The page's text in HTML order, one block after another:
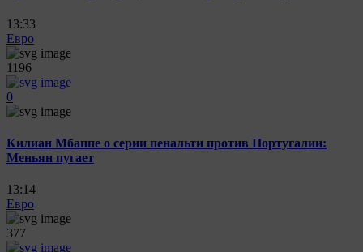
13:33
Евро
1196
0
Килиан Мбаппе о серии пенальти против Португалии:
Меньян пугает
13:14
Евро
377